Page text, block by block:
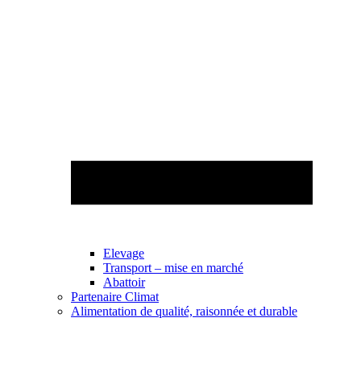
Elevage
Transport – mise en marché
Abattoir
Partenaire Climat
Alimentation de qualité, raisonnée et durable